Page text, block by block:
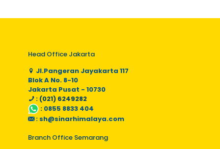
Head Office Jakarta
Jl.Pangeran Jayakarta 117
Blok A No. 8-10
Jakarta Pusat - 10730
: (021) 6249282
: 0855 8833 404
: sh@sinarhimalaya.com
Branch Office Semarang